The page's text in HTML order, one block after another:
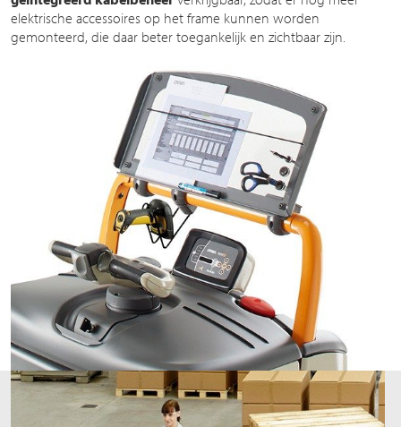
elektrische accessoires op het frame kunnen worden
gemonteerd, die daar beter toegankelijk en zichtbaar zijn.